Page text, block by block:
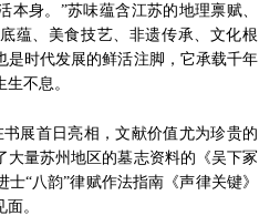
本身。”苏味蕴含江苏的地理禀赋、
蕴、美食技艺、非遗传承、文化根
是时代发展的鲜活注脚，它承载千年
不息。
书展首日亮相，文献价值尤为珍贵的
大量苏州地区的墓志资料的《吴下冢
“八韵”律赋作法指南《声律关键》
。